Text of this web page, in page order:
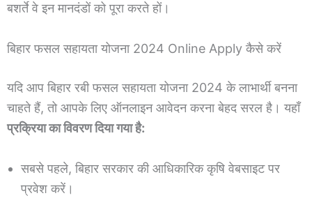
बशर्ते वे इन मानदंडों को पूरा करते हों।
बिहार फसल सहायता योजना 2024 Online Apply कैसे करें
यदि आप बिहार रबी फसल सहायता योजना 2024 के लाभार्थी बनना
चाहते हैं, तो आपके लिए ऑनलाइन आवेदन करना बेहद सरल है। यहाँ
प्रक्रिया का विवरण दिया गया है:
सबसे पहले, बिहार सरकार की आधिकारिक कृषि वेबसाइट पर
प्रवेश करें।